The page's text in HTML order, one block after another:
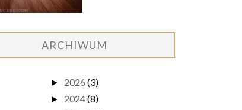
ARCHIWUM
► 2026 (3)
► 2024(8)